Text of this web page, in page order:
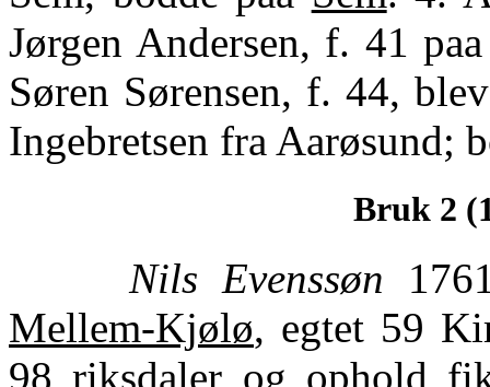
Jørgen Andersen, f. 41
Søren Sørensen, f. 44,
Ingebretsen fra Aarøsund;
Bruk 2
Nils Evenssøn
Mellem-Kjølø, egtet 59
98 riksdaler og ophold